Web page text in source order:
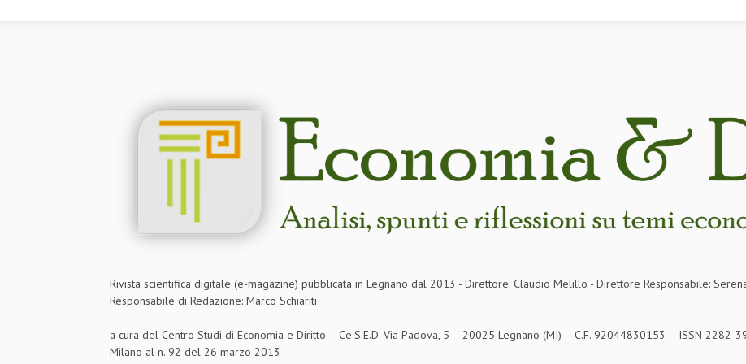
Rivista scientifica digitale (e-magazine) pubblicata in Legnano dal 2013 - Direttore: Claudio Melillo - Direttore Responsabile:
Responsabile di Redazione: Marco Schiariti
a cura del Centro Studi di Economia e Diritto – Ce.S.E.D. Via Padova, 5 – 20025 Legnano (MI) – C.F. 92044830153 – ISSN
Milano al n. 92 del 26 marzo 2013